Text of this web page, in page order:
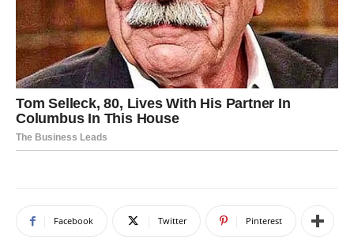
Facebook Twitter Pinterest